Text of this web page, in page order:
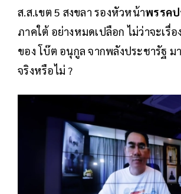
ส.ส.เขต 5 สงขลา รองหัวหน้าพรรค
ภาคใต้ อย่างหมดเปลือก ไม่ว่าจะเรื่อ
ของ โบ๊ต อนุกูล จากพลังประชารัฐ ม
จริงหรือไม่ ?